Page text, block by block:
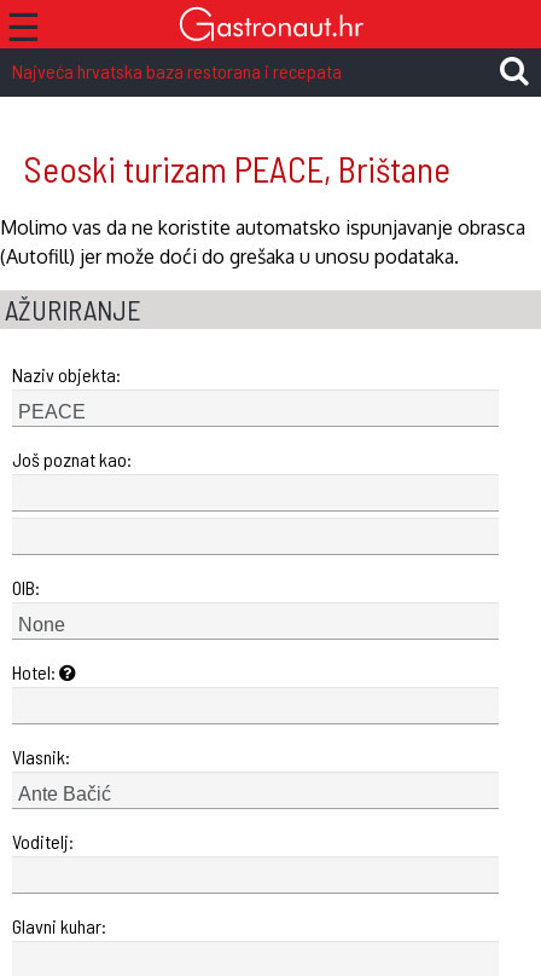
☰
Najveća hrvatska baza restorana i recepata
Seoski turizam PEACE, Brištane
Molimo vas da ne koristite automatsko ispunjavanje obrasca
(Autofill) jer može doći do grešaka u unosu podataka.
AŽURIRANJE
Naziv objekta:
Još poznat kao:
OIB:
Hotel:
Vlasnik:
Voditelj:
Glavni kuhar: